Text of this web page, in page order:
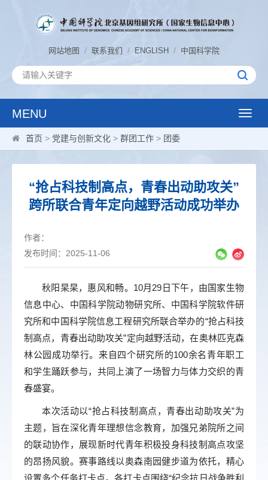
网站地图 / 联系我们 / ENGLISH / 中国科学院
MENU
Toggle
首页 > 党建与创新文化 > 群团工作 > 团委
“抢占科技制高点，青春出动助攻关”
跨所联合青年定向越野活动成功举办
作者：
发布时间：2025-11-06
秋阳杲杲，惠风和畅。10月29日下午，由国家生物
信息中心、中国科学院动物研究所、中国科学院软件研
究所和中国科学院信息工程研究所联合举办的“抢占科技
制高点，青春出动助攻关”定向越野活动，在奥林匹克森
林公园成功举行。来自四个研究所的100余名青年职工
和学生踊跃参与，共同上演了一场智力与体力交织的青
春盛宴。
本次活动以“抢占科技制高点，青春出动助攻关”为
主题，旨在深化青年理想信念教育，加强兄弟院所之间
的联动协作，展现新时代青年积极投身科技制高点攻坚
的昂扬风貌。赛事路线以奥森南园健步道为依托，精心
设置多个任务打卡点。各打卡点围绕“纪念抗日战争胜利